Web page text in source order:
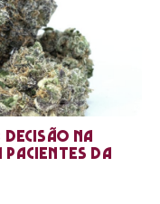
na
pacientes da